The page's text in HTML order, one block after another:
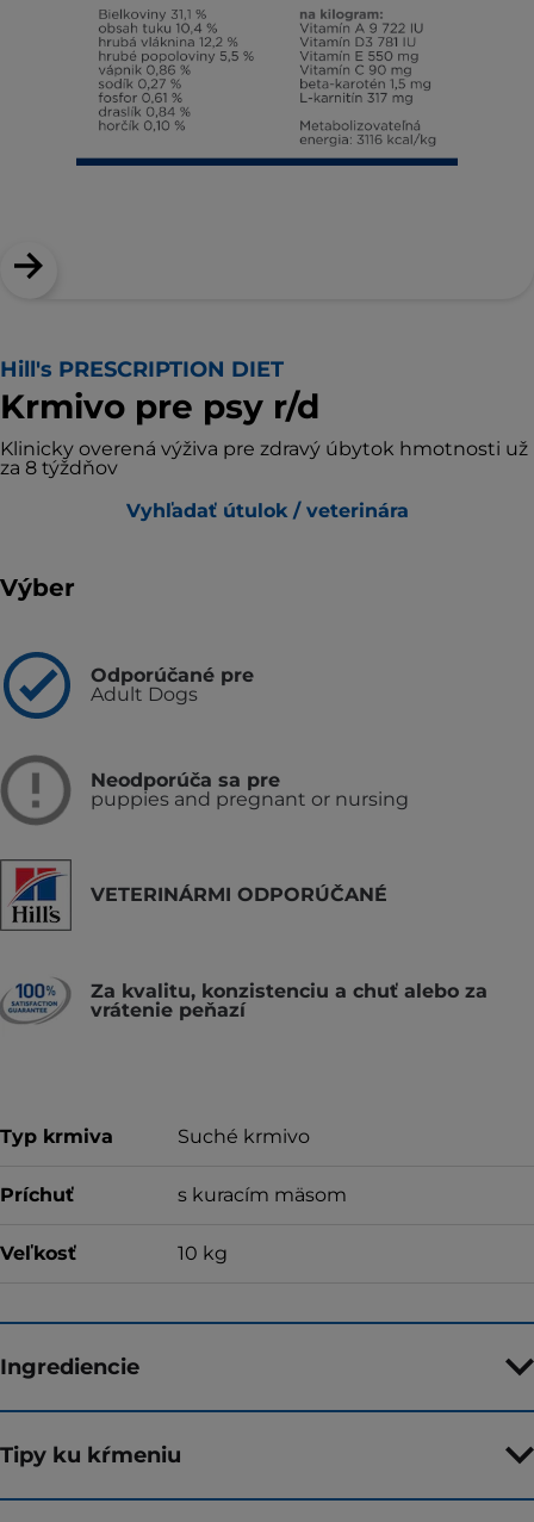
Hill's PRESCRIPTION DIET
Krmivo pre psy r/d
Klinicky overená výživa pre zdravý úbytok hmotnosti už
za 8 týždňov
Vyhľadať útulok / veterinára
Výber
Odporúčané pre
Adult Dogs
Neodporúča sa pre
puppies and pregnant or nursing
VETERINÁRMI ODPORÚČANÉ
Za kvalitu, konzistenciu a chuť alebo za
vrátenie peňazí
Typ krmiva Suché krmivo
Príchuť s kuracím mäsom
Veľkosť 10 kg
Ingrediencie
Tipy ku kŕmeniu